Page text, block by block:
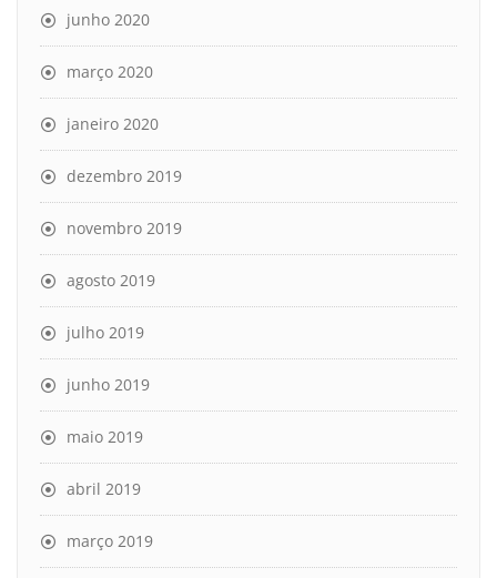
junho 2020
março 2020
janeiro 2020
dezembro 2019
novembro 2019
agosto 2019
julho 2019
junho 2019
maio 2019
abril 2019
março 2019